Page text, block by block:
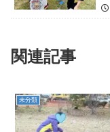
関連記事
未分類